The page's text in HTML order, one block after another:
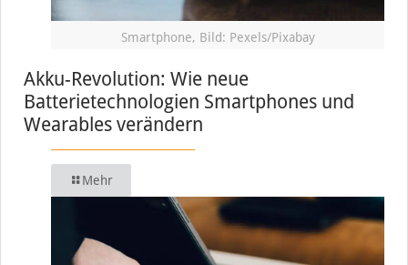
Smartphone, Bild: Pexels/Pixabay
Akku-Revolution: Wie neue
Batterietechnologien Smartphones und
Wearables verändern
Mehr